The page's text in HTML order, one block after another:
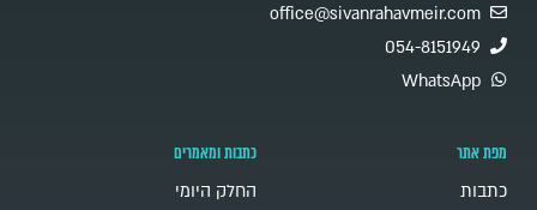
office@sivanrahavmeir.com
054-8151949
WhatsApp
מפת אתר
כתבות
כתבות ומאמרים
החלק היומי